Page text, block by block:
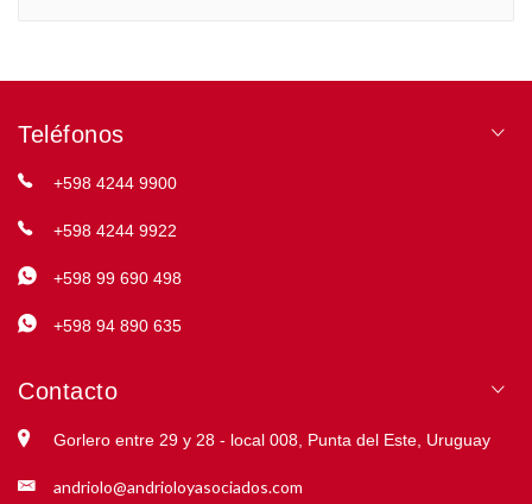
Teléfonos
+598 4244 9900
+598 4244 9922
+598 99 690 498
+598 94 890 635
Contacto
Gorlero entre 29 y 28 - local 008, Punta del Este, Uruguay
andriolo@andrioloyasociados.com